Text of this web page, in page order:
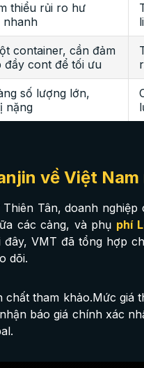
thiểu rủi ro hư
nhanh
container, cần đảm
đầy cont để tối ưu
số lượng lớn,
nặng
về Việt Nam
Tân, doanh
các cảng, và phụ phí
VMT đã tổng hợp
dõi.
chất tham khảo.Mức giá
báo giá chính xác